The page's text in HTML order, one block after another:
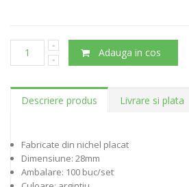
Adauga in cos
Descriere produs Livrare si plata
Fabricate din nichel placat
Dimensiune: 28mm
Ambalare: 100 buc/set